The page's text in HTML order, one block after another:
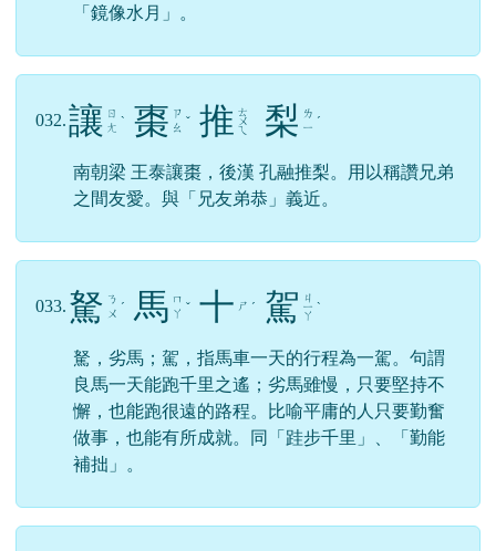
「鏡像水月」。
032.讓 ㄖ
ㄤ ˋ 棗 ㄗ
ㄠ ˇ 推 ㄊ
ㄨ
ㄟ 梨 ㄌ
ㄧ ˊ
南朝梁 王泰讓棗，後漢 孔融推梨。用以稱讚兄弟
之間友愛。與「兄友弟恭」義近。
033. 駑 ㄋ
ㄨ ˊ 馬 ㄇ
ㄚ ˇ 十 ㄕ ˊ 駕 ㄐ
ㄧ
ㄚ
ˋ
駑，劣馬；駕，指馬車一天的行程為一駕。句謂
良馬一天能跑千里之遙；劣馬雖慢，只要堅持不
懈，也能跑很遠的路程。比喻平庸的人只要勤奮
做事，也能有所成就。同「跬步千里」、「勤能
補拙」。